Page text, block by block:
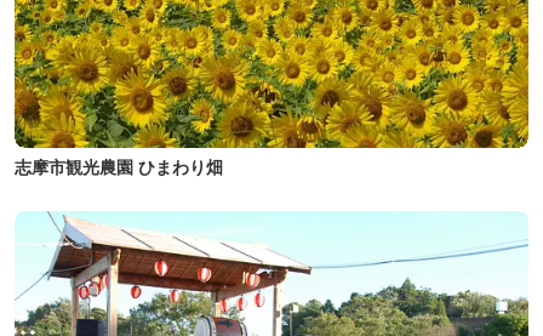
志摩市観光農園 ひまわり畑